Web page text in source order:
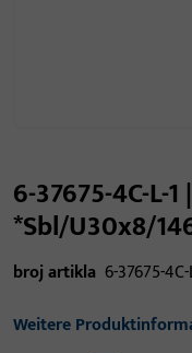
6-37675-4C-L-1 |
*Sbl/U30x8/
broj artikla 6-37675-4C-
Weitere